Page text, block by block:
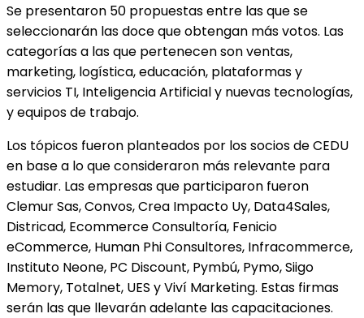
Se presentaron 50 propuestas entre las que se
seleccionarán las doce que obtengan más votos. Las
categorías a las que pertenecen son ventas,
marketing, logística, educación, plataformas y
servicios TI, Inteligencia Artificial y nuevas tecnologías,
y equipos de trabajo.
Los tópicos fueron planteados por los socios de CEDU
en base a lo que consideraron más relevante para
estudiar. Las empresas que participaron fueron
Clemur Sas, Convos, Crea Impacto Uy, Data4Sales,
Districad, Ecommerce Consultoría, Fenicio
eCommerce, Human Phi Consultores, Infracommerce,
Instituto Neone, PC Discount, Pymbú, Pymo, Siigo
Memory, Totalnet, UES y Viví Marketing. Estas firmas
serán las que llevarán adelante las capacitaciones.